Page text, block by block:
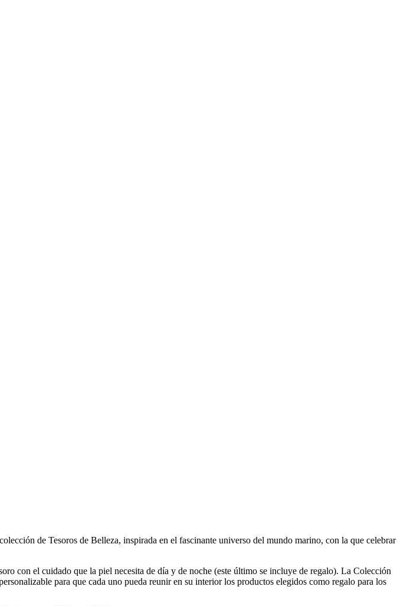
de Tesoros de Belleza, inspirada en el fascinante universo del mundo marino, con la que celebrar
con el cuidado que la piel necesita de día y de noche (este último se incluye de regalo). La Colección
para que cada uno pueda reunir en su interior los productos elegidos como regalo para los